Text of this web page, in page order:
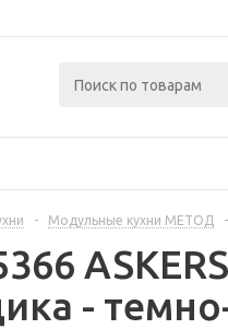
- Модульные кухни МЕТОД -
-